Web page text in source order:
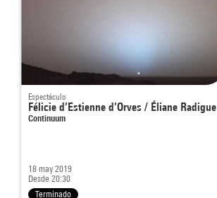
Espectáculo
Félicie d’Estienne d’Orves / Éliane Radigue
Continuum
18 may 2019
Desde 20:30
Terminado